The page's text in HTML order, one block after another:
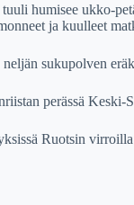
humisee ukko-
ja kuulleet
sukupolven
perässä
Ruotsin